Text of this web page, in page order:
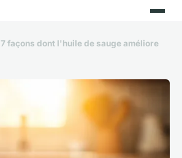
7 façons dont l'huile de sauge améliore